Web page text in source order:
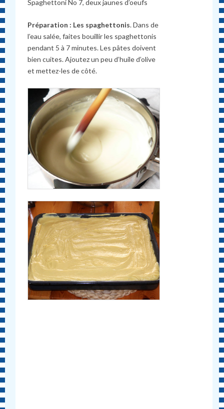
Spaghettoni No 7, deux jaunes d’oeufs
Préparation : Les spaghettonis. Dans de
l’eau salée, faites bouillir les spaghettonis
pendant 5 à 7 minutes. Les pâtes doivent
bien cuites. Ajoutez un peu d’huile d’olive
et mettez-les de côté.